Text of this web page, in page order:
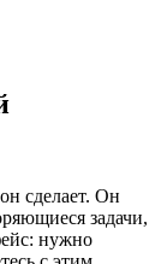
сделает. Он
задачи,
нужно